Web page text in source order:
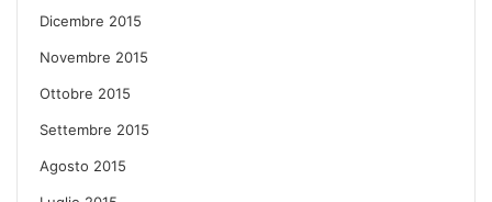
Dicembre 2015
Novembre 2015
Ottobre 2015
Settembre 2015
Agosto 2015